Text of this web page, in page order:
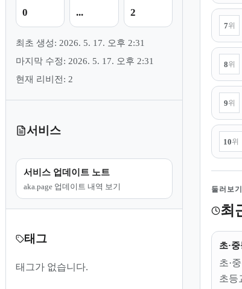
0 ... 2
최초 생성: 2026. 5. 17. 오후 2:31
마지막 수정: 2026. 5. 17. 오후 2:31
현재 리비전: 2
서비스
서비스 업데이트 노트
aka.page 업데이트 내역 보기
태그
태그가 없습니다.
7위
8위
9위
10위
둘러보기
최
초·
초·
초등